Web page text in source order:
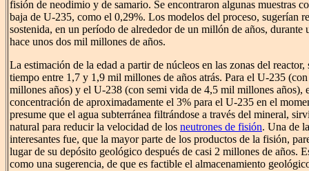
fisión de neodimio y de samario. Se encontraron algunas muestras
baja de U-235, como el 0,29%. Los modelos del proceso, sugerían
sostenida, en un período de alrededor de un millón de años, durante
hace unos dos mil millones de años.
La estimación de la edad a partir de núcleos en las zonas del
tiempo entre 1,7 y 1,9 mil millones de años atrás. Para el U-235
millones años) y el U-238 (con semi vida de 4,5 mil millones años),
concentración de aproximadamente el 3% para el U-235 en el
presume que el agua subterránea filtrándose a través del mineral,
natural para reducir la velocidad de los neutrones de fisión. Una de
interesantes fue, que la mayor parte de los productos de la fisión,
lugar de su depósito geológico después de casi 2 millones de años.
como una sugerencia, de que es factible el almacenamiento